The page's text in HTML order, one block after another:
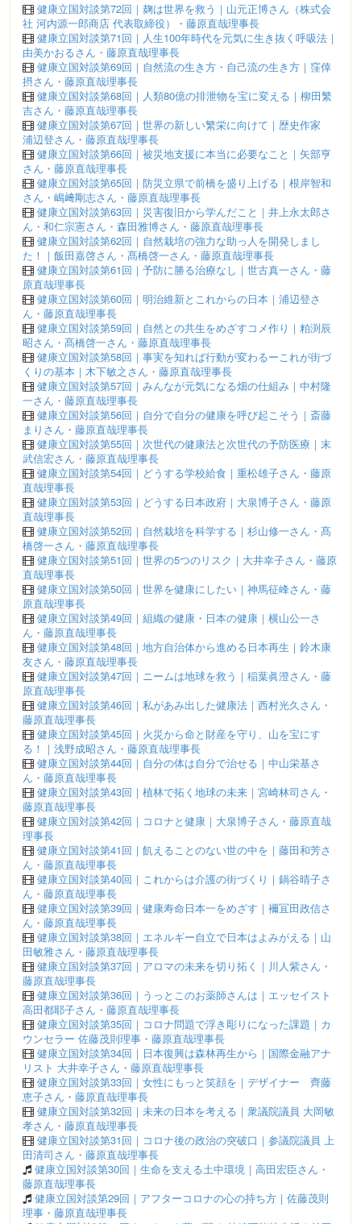
健康立国対談第72回｜麹は世界を救う｜山元正博さん（株式会
社 河内源一郎商店 代表取締役）・藤原直哉理事長
健康立国対談第71回｜人生100年時代を元気に生き抜く呼吸法｜
由美かおるさん・藤原直哉理事長
健康立国対談第69回｜自然流の生き方・自己流の生き方｜窪倖
摂さん・藤原直哉理事長
健康立国対談第68回｜人類80億の排泄物を宝に変える｜柳田繁
吉さん・藤原直哉理事長
健康立国対談第67回｜世界の新しい繁栄に向けて｜歴史作家
浦辺登さん・藤原直哉理事長
健康立国対談第66回｜被災地支援に本当に必要なこと｜矢部亨
さん・藤原直哉理事長
健康立国対談第65回｜防災立県で前橋を盛り上げる｜根岸智和
さん・嶋﨑剛志さん・藤原直哉理事長
健康立国対談第63回｜災害復旧から学んだこと｜井上永太郎さ
ん・和仁宗憲さん・森田雅博さん・藤原直哉理事長
健康立国対談第62回｜自然栽培の強力な助っ人を開発しまし
た！｜飯田嘉啓さん・髙橋啓一さん・藤原直哉理事長
健康立国対談第61回｜予防に勝る治療なし｜世古真一さん・藤
原直哉理事長
健康立国対談第60回｜明治維新とこれからの日本｜浦辺登さ
ん・藤原直哉理事長
健康立国対談第59回｜自然との共生をめざすコメ作り｜粕渕辰
昭さん・髙橋啓一さん・藤原直哉理事長
健康立国対談第58回｜事実を知れば行動が変わるーこれが街づ
くりの基本｜木下敏之さん・藤原直哉理事長
健康立国対談第57回｜みんなが元気になる畑の仕組み｜中村隆
一さん・藤原直哉理事長
健康立国対談第56回｜自分で自分の健康を呼び起こそう｜斎藤
まりさん・藤原直哉理事長
健康立国対談第55回｜次世代の健康法と次世代の予防医療｜末
武信宏さん・藤原直哉理事長
健康立国対談第54回｜どうする学校給食｜重松雄子さん・藤原
直哉理事長
健康立国対談第53回｜どうする日本政府｜大泉博子さん・藤原
直哉理事長
健康立国対談第52回｜自然栽培を科学する｜杉山修一さん・髙
橋啓一さん・藤原直哉理事長
健康立国対談第51回｜世界の5つのリスク｜大井幸子さん・藤原
直哉理事長
健康立国対談第50回｜世界を健康にしたい｜神馬征峰さん・藤
原直哉理事長
健康立国対談第49回｜組織の健康・日本の健康｜横山公一さ
ん・藤原直哉理事長
健康立国対談第48回｜地方自治体から進める日本再生｜鈴木康
友さん・藤原直哉理事長
健康立国対談第47回｜ニームは地球を救う｜稲葉眞澄さん・藤
原直哉理事長
健康立国対談第46回｜私があみ出した健康法｜西村光久さん・
藤原直哉理事長
健康立国対談第45回｜火災から命と財産を守り、山を宝にす
る！｜浅野成昭さん・藤原直哉理事長
健康立国対談第44回｜自分の体は自分で治せる｜中山栄基さ
ん・藤原直哉理事長
健康立国対談第43回｜植林で拓く地球の未来｜宮崎林司さん・
藤原直哉理事長
健康立国対談第42回｜コロナと健康｜大泉博子さん・藤原直哉
理事長
健康立国対談第41回｜飢えることのない世の中を｜藤田和芳さ
ん・藤原直哉理事長
健康立国対談第40回｜これからは介護の街づくり｜鍋谷晴子さ
ん・藤原直哉理事長
健康立国対談第39回｜健康寿命日本一をめざす｜襧冝田政信さ
ん・藤原直哉理事長
健康立国対談第38回｜エネルギー自立で日本はよみがえる｜山
田敏雅さん・藤原直哉理事長
健康立国対談第37回｜アロマの未来を切り拓く｜川人紫さん・
藤原直哉理事長
健康立国対談第36回｜うっとこのお薬師さんは｜エッセイスト
高田都耶子さん・藤原直哉理事長
健康立国対談第35回｜コロナ問題で浮き彫りになった課題｜カ
ウンセラー 佐藤茂則理事・藤原直哉理事長
健康立国対談第34回｜日本復興は森林再生から｜国際金融アナ
リスト 大井幸子さん・藤原直哉理事長
健康立国対談第33回｜女性にもっと笑顔を｜デザイナー 齊藤
恵子さん・藤原直哉理事長
健康立国対談第32回｜未来の日本を考える｜衆議院議員 大岡敏
孝さん・藤原直哉理事長
健康立国対談第31回｜コロナ後の政治の突破口｜参議院議員 上
田清司さん・藤原直哉理事長
健康立国対談第30回｜生命を支える土中環境｜高田宏臣さん・
藤原直哉理事長
健康立国対談第29回｜アフターコロナの心の持ち方｜佐藤茂則
理事・藤原直哉理事長